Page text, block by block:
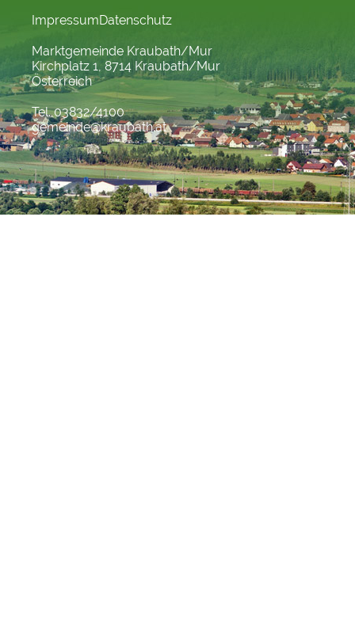
ImpressumDatenschutz
Marktgemeinde Kraubath/Mur
Kirchplatz 1, 8714 Kraubath/Mur
Österreich
Tel. 03832/4100
gemeinde@kraubath.at